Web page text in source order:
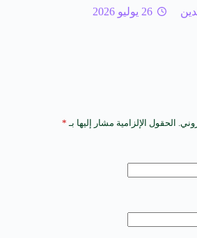
26 يوليو 2026
الحقول الإلزامية مشار إليها بـ *